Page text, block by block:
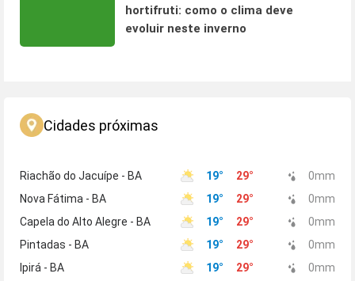
hortifruti: como o clima deve
evoluir neste inverno
Cidades próximas
Riachão do Jacuípe - BA 19° 29° 0mm
Nova Fátima - BA
19° 29° 0mm
Capela do Alto Alegre - BA
19° 29° 0mm
Pintadas - BA
19° 29° 0mm
Ipirá - BA
19° 29° 0mm